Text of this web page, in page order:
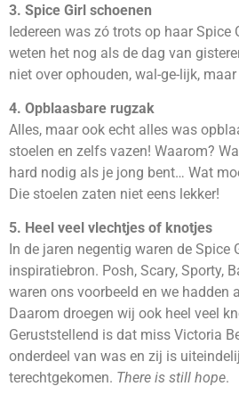
3. Spice Girl schoenen
Iedereen was zó trots op haar Spice
weten het nog als de dag van
niet over ophouden, wal-ge-lijk,
4. Opblaasbare rugzak
Alles, maar ook echt alles was
stoelen en zelfs vazen! Waarom?
hard nodig als je jong bent… Wat
Die stoelen zaten niet eens lekker!
5. Heel veel vlechtjes of knotjes
In de jaren negentig waren de Spice
inspiratiebron. Posh, Scary, Sporty,
waren ons voorbeeld en we hadden
Daarom droegen wij ook heel veel
Geruststellend is dat miss Victoria
onderdeel van was en zij is
terechtgekomen. There is still hope.